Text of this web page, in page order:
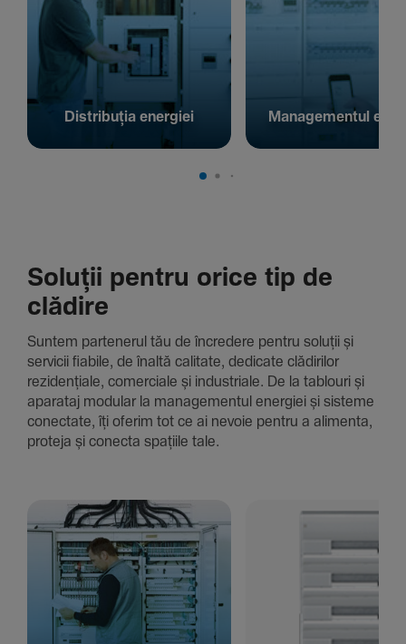
Distribuția energiei Managementul
Soluții pentru orice tip de
clădire
Suntem parte­nerul tău de încre­dere pentru soluții și
servicii fiabile, de înaltă cali­tate, dedi­cate clădi­rilor
rezi­den­țiale, comer­ciale și indus­triale. De la tablouri și
aparataj modular la managementul energiei și sisteme
conec­tate, îți oferim tot ce ai nevoie pentru a alimenta,
proteja și conecta spațiile tale.